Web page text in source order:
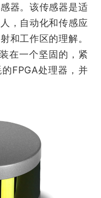
器。该传感器是适
，自动化和传感应
和工作区的理解。
在一个坚固的，紧
FPGA处理器，并